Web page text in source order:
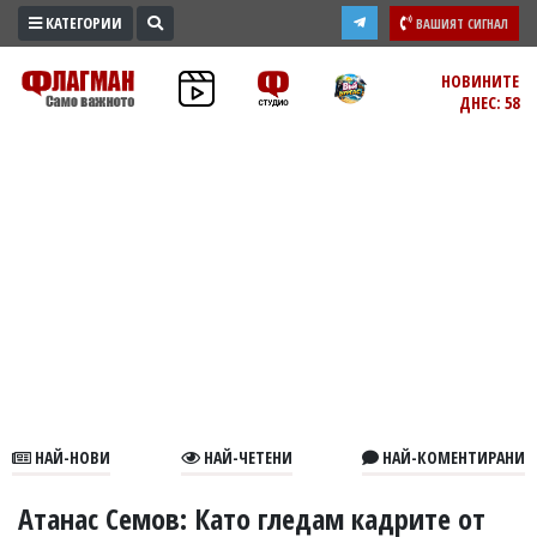
ПРОМО
ЗОНА
КАТЕГОРИИ ВАШИЯТ СИГНАЛ
НОВИНИТЕ
ДНЕС: 58
НАЙ-НОВИ НАЙ-ЧЕТЕНИ НАЙ-КОМЕНТИРАНИ
Атанас Семов: Като гледам кадрите от